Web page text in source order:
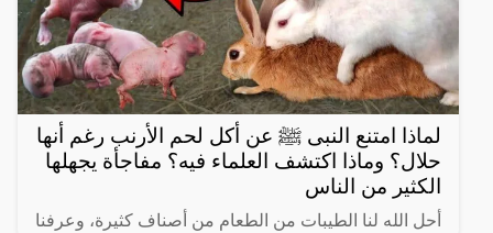
لماذا امتنع النبى ﷺ عن أكل لحم الأرنب رغم أنها
حلال؟ وماذا اكتشف العلماء فيه؟ مفاجأة يجهلها
الكثير من الناس
أحل الله لنا الطيبات من الطعام من أصناف كثيرة، وعرفنا